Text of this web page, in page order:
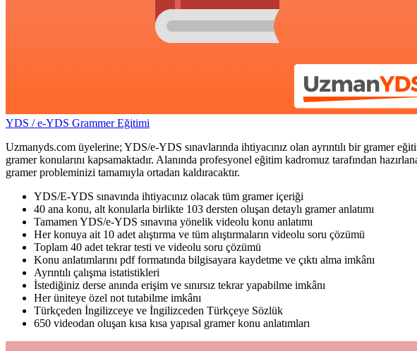
YDS / e-YDS Grammer Eğitimi
Uzmanyds.com üyelerine; YDS/e-YDS sınavlarında ihtiyacınız olan ayrıntılı bir gramer
gramer konularını kapsamaktadır. Alanında profesyonel eğitim kadromuz tarafından
gramer probleminizi tamamıyla ortadan kaldıracaktır.
YDS/E-YDS sınavında ihtiyacınız olacak tüm gramer içeriği
40 ana konu, alt konularla birlikte 103 dersten oluşan detaylı gramer anlatımı
Tamamen YDS/e-YDS sınavına yönelik videolu konu anlatımı
Her konuya ait 10 adet alıştırma ve tüm alıştırmaların videolu soru çözümü
Toplam 40 adet tekrar testi ve videolu soru çözümü
Konu anlatımlarını pdf formatında bilgisayara kaydetme ve çıktı alma imkânı
Ayrıntılı çalışma istatistikleri
İstediğiniz derse anında erişim ve sınırsız tekrar yapabilme imkânı
Her üniteye özel not tutabilme imkânı
Türkçeden İngilizceye ve İngilizceden Türkçeye Sözlük
650 videodan oluşan kısa kısa yapısal gramer konu anlatımları